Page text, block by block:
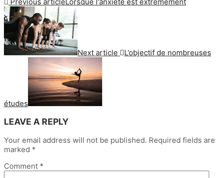
Next article L’objectif de nombreuses
études
LEAVE A REPLY
Your email address will not be published. Required fields are
marked *
Comment *